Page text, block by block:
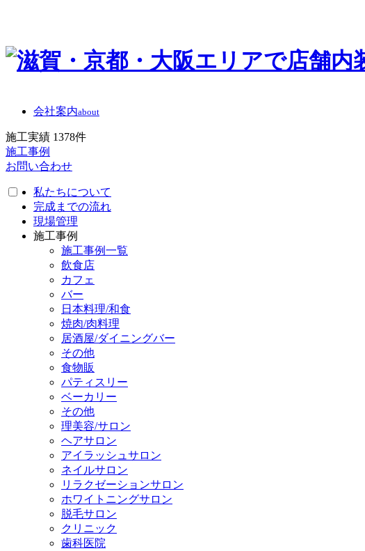
会社案内about
施工実績 1378件
施工事例
お問い合わせ
私たちについて
完成までの流れ
現場管理
施工事例
施工事例一覧
飲食店
カフェ
バー
日本料理/和食
焼肉/肉料理
居酒屋/ダイニングバー
その他
食物販
パティスリー
ベーカリー
その他
理美容/サロン
ヘアサロン
アイラッシュサロン
ネイルサロン
リラクゼーションサロン
ホワイトニングサロン
脱毛サロン
クリニック
歯科医院